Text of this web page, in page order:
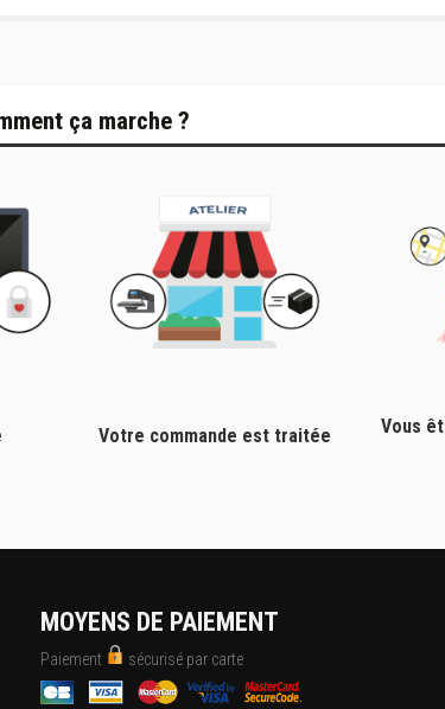
ça marche ?
Votre commande est traitée
Vous
MOYENS DE PAIEMENT
Paiement sécurisé par carte